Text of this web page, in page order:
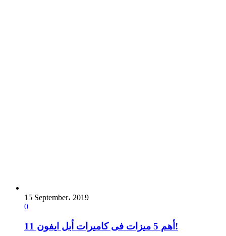
15 September، 2019
0
أهم 5 ميزات فى كاميرات أبل ايفون 11!